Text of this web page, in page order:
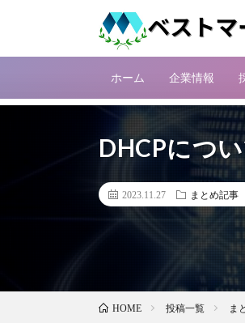
ホーム 企業情報
DHCPにつ
2023.11.27 まとめ記事
HOME 投稿一覧 ま